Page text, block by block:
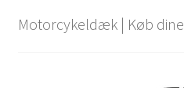
Motorcykeldæk | Køb